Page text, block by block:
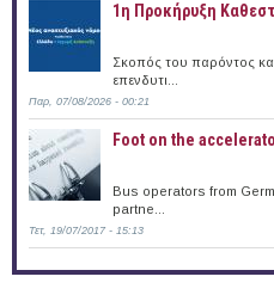
1η Προκήρυξη
Σκοπός του παρόντος
επενδυτι...
Παρ, 07/08/2026 - 00:21
Foot on the
Bus operators from
partne...
Τετ, 19/07/2017 - 15:13